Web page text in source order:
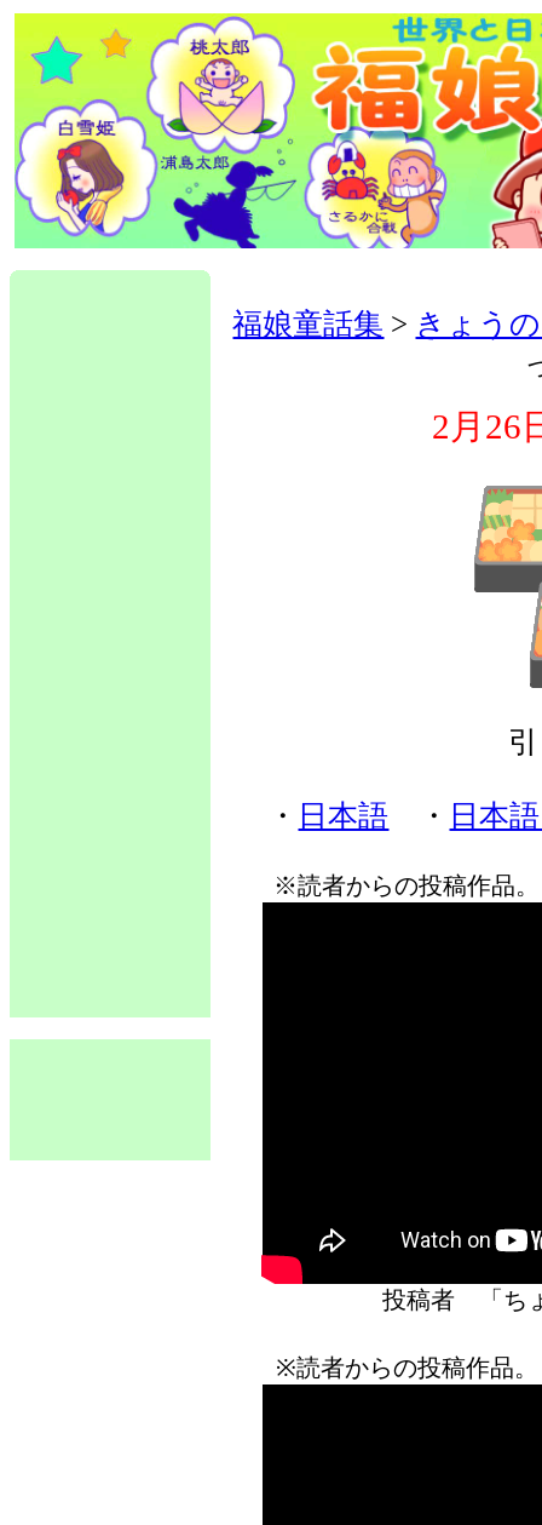
福娘童話集 > きょう
2月26
・ 日本語 ・ 日本
※読者からの投稿作品
投稿者 「
※読者からの投稿作品